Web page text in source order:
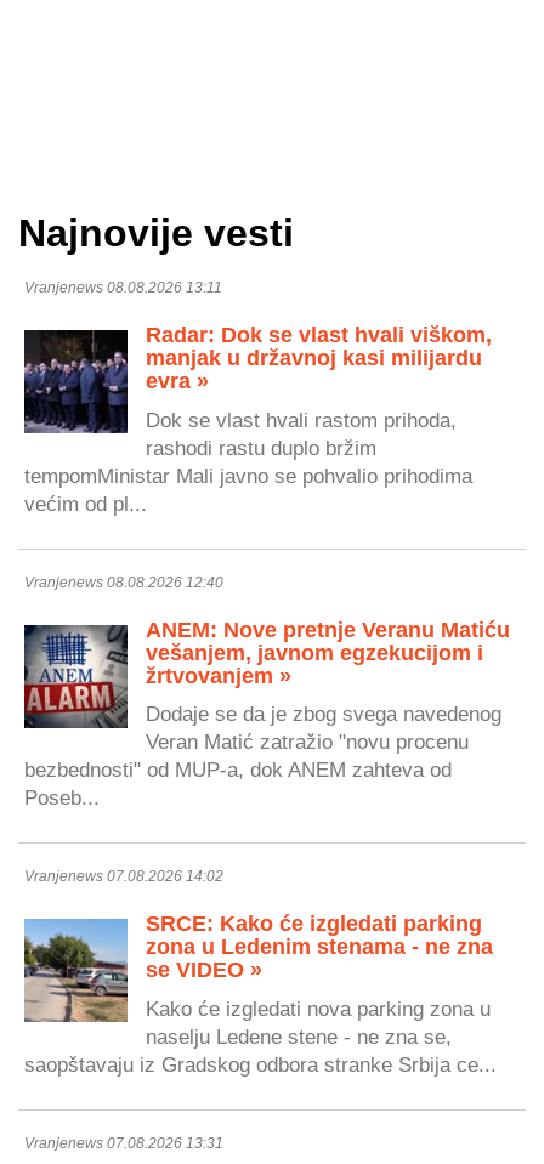
Najnovije vesti
Vranjenews 08.08.2026 13:11
Radar: Dok se vlast hvali viškom,
manjak u državnoj kasi milijardu
evra »
Dok se vlast hvali rastom prihoda,
rashodi rastu duplo bržim
tempomMinistar Mali javno se pohvalio prihodima
većim od pl...
Vranjenews 08.08.2026 12:40
ANEM: Nove pretnje Veranu Matiću
vešanjem, javnom egzekucijom i
žrtvovanjem »
Dodaje se da je zbog svega navedenog
Veran Matić zatražio "novu procenu
bezbednosti" od MUP-a, dok ANEM zahteva od
Poseb...
Vranjenews 07.08.2026 14:02
SRCE: Kako će izgledati parking
zona u Ledenim stenama - ne zna
se VIDEO »
Kako će izgledati nova parking zona u
naselju Ledene stene - ne zna se,
saopštavaju iz Gradskog odbora stranke Srbija ce...
Vranjenews 07.08.2026 13:31